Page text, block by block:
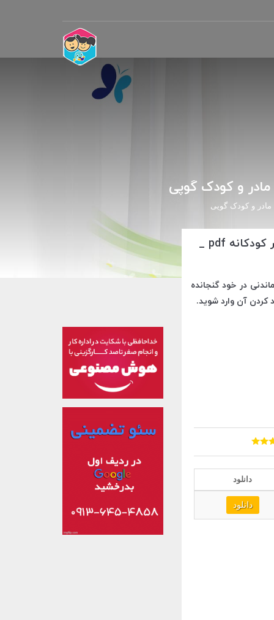
دانلود رایگان کتاب مجموعه کامل و جدید شعر کودکانه pdf _
در خود گنجانده
کردن آن وارد شوید.
دانلود
دانلود